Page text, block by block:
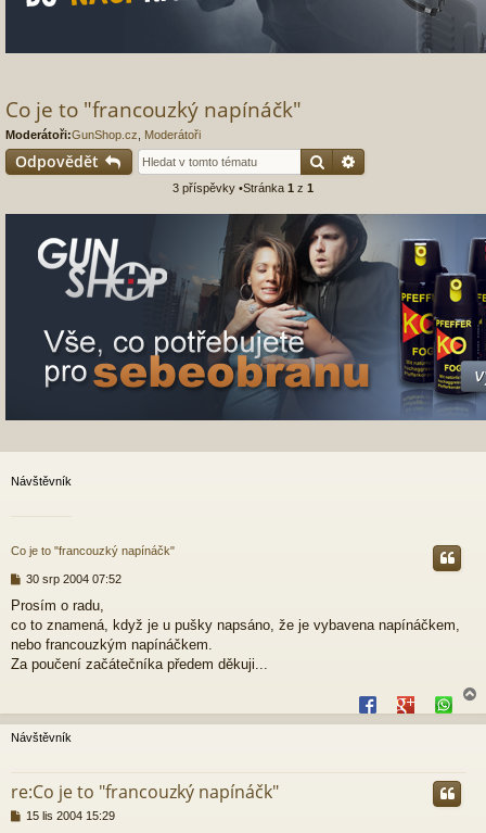
Co je to "francouzký napínáčk"
Moderátoři:GunShop.cz Moderátoři
Odpovědět Hledat
3 příspěvky •Stránka 1 z 1
Návštěvník
Co je to "francouzký napínáčk"
P
í
s
p
ě
30 srp 2004 07:52
Prosím o radu,
co to znamená, když je u pušky napsáno, že je vybavena napínáčkem,
nebo francouzkým napínáčkem.
Za poučení začátečníka předem děkuji...
a
h
Návštěvník
re:Co je to "francouzký napínáčk"
P15 lis 2004 15:29